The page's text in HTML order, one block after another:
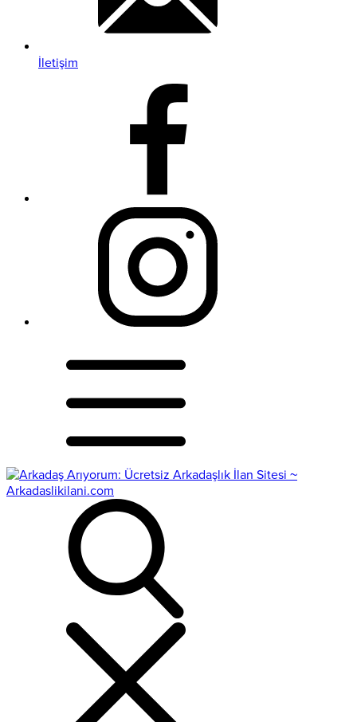
İletişim